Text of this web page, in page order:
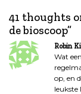
c
h
t
n
a
41 thoughts
de bioscoop”
Robin
Wat
op, en
leukste